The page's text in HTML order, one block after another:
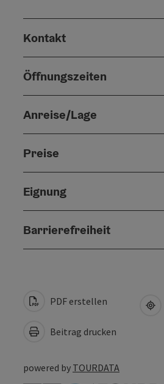
Kontakt
Öffnungszeiten
Anreise/Lage
Preise
Eignung
Barrierefreiheit
PDF erstellen
Beitrag drucken
powered by TOURDATA